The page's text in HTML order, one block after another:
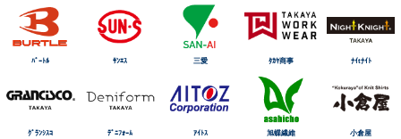
ﾊﾞｰﾄﾙ ｻﾝｴｽ 三愛 ﾀｶﾔ商事 ﾅｲtﾅｲﾄ
ｸﾞﾗﾝｼｽｺ ﾃﾞﾆﾌｫｰﾑ ｱｲﾄｽ 旭蝶繊維 小倉屋